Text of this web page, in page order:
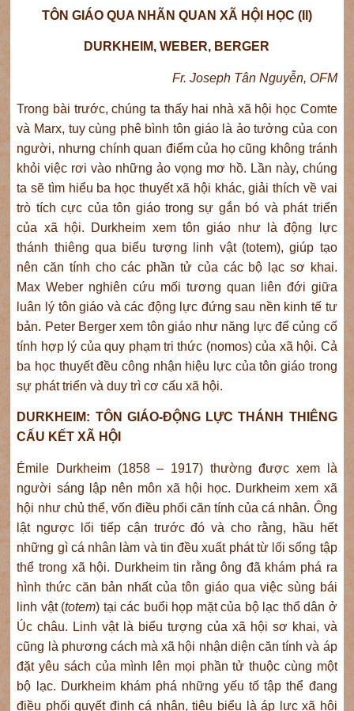
TÔN GIÁO QUA NHÃN QUAN XÃ HỘI HỌC (II)
DURKHEIM, WEBER, BERGER
Fr. Joseph Tân Nguyễn, OFM
Trong bài trước, chúng ta thấy hai nhà xã hội học Comte
và Marx, tuy cùng phê bình tôn giáo là ảo tưởng của con
người, nhưng chính quan điểm của họ cũng không tránh
khỏi việc rơi vào những ảo vọng mơ hồ. Lần này, chúng
ta sẽ tìm hiểu ba học thuyết xã hội khác, giải thích về vai
trò tích cực của tôn giáo trong sự gắn bó và phát triển
của xã hội. Durkheim xem tôn giáo như là động lực
thánh thiêng qua biểu tượng linh vật (totem), giúp tạo
nên căn tính cho các phần tử của các bộ lạc sơ khai.
Max Weber nghiên cứu mối tương quan liên đới giữa
luân lý tôn giáo và các động lực đứng sau nền kinh tế tư
bản. Peter Berger xem tôn giáo như năng lực để củng cố
tính hợp lý của quy phạm tri thức (nomos) của xã hội. Cả
ba học thuyết đều công nhận hiệu lực của tôn giáo trong
sự phát triển và duy trì cơ cấu xã hội.
DURKHEIM: TÔN GIÁO-ĐỘNG LỰC THÁNH THIÊNG
CẤU KẾT XÃ HỘI
Émile Durkheim (1858 – 1917) thường được xem là
người sáng lập nên môn xã hội học. Durkheim xem xã
hội như chủ thể, vốn điều phối căn tính của cá nhân. Ông
lật ngược lối tiếp cận trước đó và cho rằng, hầu hết
những gì cá nhân làm và tin đều xuất phát từ lối sống tập
thể trong xã hội. Durkheim tin rằng ông đã khám phá ra
hình thức căn bản nhất của tôn giáo qua việc sùng bái
linh vật (totem) tại các buổi họp mặt của bộ lạc thổ dân ở
Úc châu. Linh vật là biểu tượng của xã hội sơ khai, và
cũng là phương cách mà xã hội nhận diện căn tính và áp
đặt yêu sách của mình lên mọi phần tử thuộc cùng một
bộ lạc. Durkheim khám phá những yếu tố tập thể đang
điều phối quyết định cá nhân, tiêu biểu là áp lực xã hội